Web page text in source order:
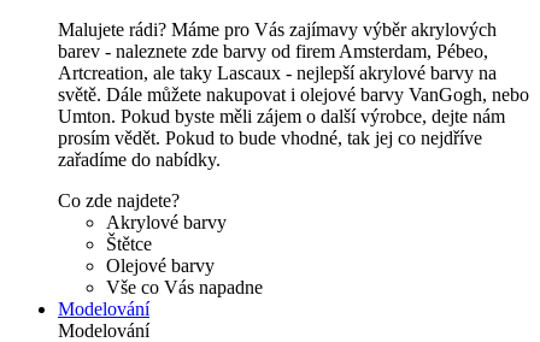
Malujete rádi? Máme pro Vás zajímavy výběr akrylových
barev - naleznete zde barvy od firem Amsterdam, Pébeo,
Artcreation, ale taky Lascaux - nejlepší akrylové barvy na
světě. Dále můžete nakupovat i olejové barvy VanGogh, nebo
Umton. Pokud byste měli zájem o další výrobce, dejte nám
prosím vědět. Pokud to bude vhodné, tak jej co nejdříve
zařadíme do nabídky.
Co zde najdete?
Akrylové barvy
Štětce
Olejové barvy
Vše co Vás napadne
Modelování
Modelování